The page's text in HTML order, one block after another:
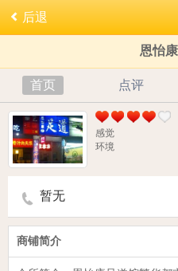
后退
恩怡
首页 点评
感觉
环境
暂无
商铺简介